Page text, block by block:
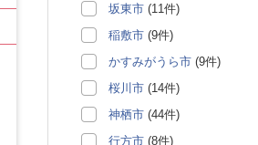
坂東市 (11件)
稲敷市 (9件)
かすみがうら市 (9件)
桜川市 (14件)
神栖市 (44件)
行方市 (8件)